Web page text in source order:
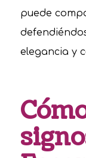
puede
elegancia y